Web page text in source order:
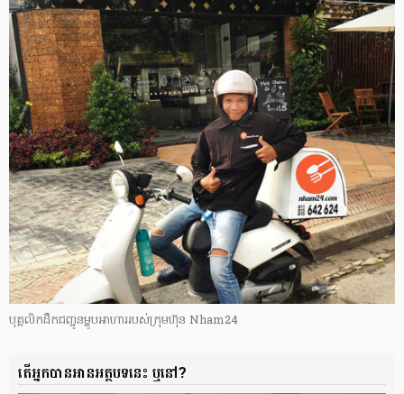
បុគ្គលិក​ដឹក​ជញ្ជូន​ម្ហូប​អាហារ​របស់ក្រុមហ៊ុន Nham24
តើអ្នក​បានអាន​អត្ថបទ​នេះ ឬ​នៅ?